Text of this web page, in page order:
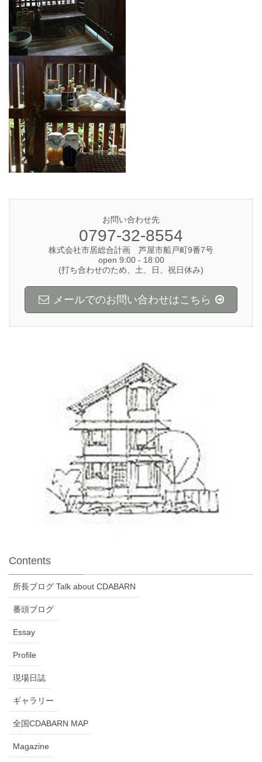
お問い合わせ先
0797-32-8554
株式会社市居総合計画 芦屋市船戸町9番7号
open 9:00 - 18:00
(打ち合わせのため、土、日、祝日休み)
メールでのお問い合わせはこちら
Contents
所長ブログ Talk about CDABARN
番頭ブログ
Essay
Profile
現場日誌
ギャラリー
全国CDABARN MAP
Magazine